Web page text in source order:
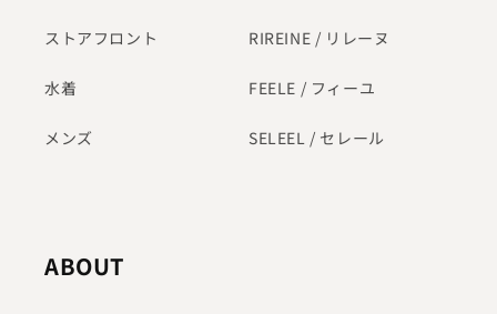
ストアフロント
水着
メンズ
RIREINE / リレーヌ
FEELE / フィーユ
SELEEL / セレール
ABOUT